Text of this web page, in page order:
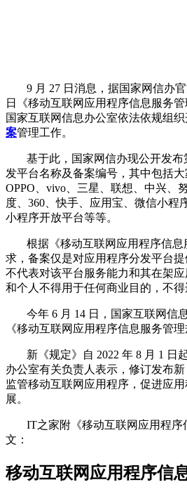
9 月 27 日消息，据国家网信办
日《移动互联网应用程序信息服务
国家互联网信息办公室依法依规组
案管理工作。
基于此，国家网信办现公开发布
发平台名称及备案编号，其中包括大
OPPO、vivo、三星、联想、中兴、
度、360、快手、应用宝、微信小程
小程序开放平台等等。
根据《移动互联网应用程序信
求，备案仅是对应用程序分发平台提
不代表对该平台服务能力和其在架
和个人不得用于任何商业目的，不得
今年 6 月 14 日，国家互联网信
《移动互联网应用程序信息服务管理
新《规定》自 2022 年 8 月 1 日
办公室有关负责人表示，修订发布
监管移动互联网应用程序，促进应
展。
IT之家附《移动互联网应用程
文：
移动互联网应用程序信